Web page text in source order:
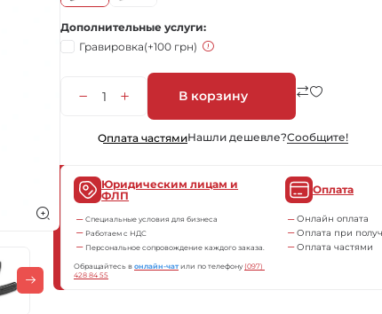
Дополнительные услуги
Гравировка(+100 грн)
В корзину
Оплата частямиНашли дешевле?Сообщите!
Юридическим лицам и
ФЛП
Специальные условия для бизнеса
Работаем с НДС
Персональное сопровождение каждого заказа.
Обращайтесь вонлайн-чатили по телефону(097)
428 84 55
Оплата
Онлайн оплата
Оплата при
Оплата частями